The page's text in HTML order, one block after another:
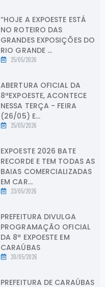
“HOJE A EXPOESTE ESTÁ
NO ROTEIRO DAS
GRANDES EXPOSIÇÕES DO
RIO GRANDE ...
25/05/2026
ABERTURA OFICIAL DA
8ªEXPOESTE, ACONTECE
NESSA TERÇA - FEIRA
(26/05) E...
25/05/2026
EXPOESTE 2026 BATE
RECORDE E TEM TODAS AS
BAIAS COMERCIALIZADAS
EM CAR...
23/05/2026
PREFEITURA DIVULGA
PROGRAMAÇÃO OFICIAL
DA 8ª EXPOESTE EM
CARAÚBAS
20/05/2026
PREFEITURA DE CARAÚBAS